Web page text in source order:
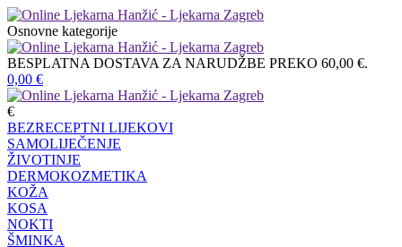
Osnovne kategorije
BESPLATNA DOSTAVA ZA NARUDŽBE PREKO 60,00 €.
0,00 €
€
BEZRECEPTNI LIJEKOVI
SAMOLIJEČENJE
ŽIVOTINJE
DERMOKOZMETIKA
KOŽA
KOSA
NOKTI
ŠMINKA